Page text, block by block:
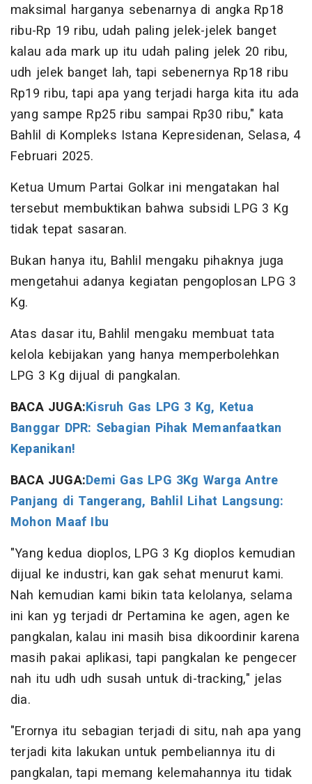
maksimal harganya sebenarnya di angka Rp18
ribu-Rp 19 ribu, udah paling jelek-jelek banget
kalau ada mark up itu udah paling jelek 20 ribu,
udh jelek banget lah, tapi sebenernya Rp18 ribu
Rp19 ribu, tapi apa yang terjadi harga kita itu ada
yang sampe Rp25 ribu sampai Rp30 ribu," kata
Bahlil di Kompleks Istana Kepresidenan, Selasa, 4
Februari 2025.
Ketua Umum Partai Golkar ini mengatakan hal
tersebut membuktikan bahwa subsidi LPG 3 Kg
tidak tepat sasaran.
Bukan hanya itu, Bahlil mengaku pihaknya juga
mengetahui adanya kegiatan pengoplosan LPG 3
Kg.
Atas dasar itu, Bahlil mengaku membuat tata
kelola kebijakan yang hanya memperbolehkan
LPG 3 Kg dijual di pangkalan.
BACA JUGA:Kisruh Gas LPG 3 Kg, Ketua
Banggar DPR: Sebagian Pihak Memanfaatkan
Kepanikan!
BACA JUGA:Demi Gas LPG 3Kg Warga Antre
Panjang di Tangerang, Bahlil Lihat Langsung:
Mohon Maaf Ibu
"Yang kedua dioplos, LPG 3 Kg dioplos kemudian
dijual ke industri, kan gak sehat menurut kami.
Nah kemudian kami bikin tata kelolanya, selama
ini kan yg terjadi dr Pertamina ke agen, agen ke
pangkalan, kalau ini masih bisa dikoordinir karena
masih pakai aplikasi, tapi pangkalan ke pengecer
nah itu udh udh susah untuk di-tracking," jelas
dia.
"Erornya itu sebagian terjadi di situ, nah apa yang
terjadi kita lakukan untuk pembeliannya itu di
pangkalan, tapi memang kelemahannya itu tidak